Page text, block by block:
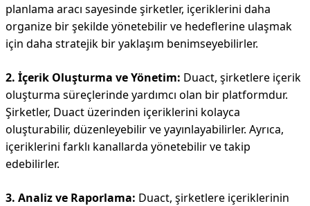
planlama aracı sayesinde şirketler, içeriklerini daha
organize bir şekilde yönetebilir ve hedeflerine ulaşmak
için daha stratejik bir yaklaşım benimseyebilirler.
2. İçerik Oluşturma ve Yönetim: Duact, şirketlere içerik
oluşturma süreçlerinde yardımcı olan bir platformdur.
Şirketler, Duact üzerinden içeriklerini kolayca
oluşturabilir, düzenleyebilir ve yayınlayabilirler. Ayrıca,
içeriklerini farklı kanallarda yönetebilir ve takip
edebilirler.
3. Analiz ve Raporlama: Duact, şirketlere içeriklerinin